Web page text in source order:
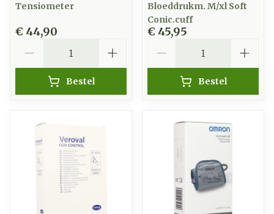
Tensiometer
€ 44,90
Bestel
Bloeddrukm. M/xl Soft
Conic.cuff
€ 45,95
Bestel